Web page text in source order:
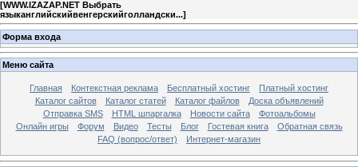
[WWW.IZAZAP.NET Выбрать
языканглийскийвенгерскийголландски...]
Форма входа
Меню сайта
Главная Контекстная реклама Бесплатный хостинг
Платный хостинг
Каталог сайтов
Каталог статей Каталог файлов
Доска объявлений
Отправка SMS
HTML шпаргалка Новости сайта
Фотоальбомы
Онлайн игры
Форум Видео Тесты Блог Гостевая книга
Обратная связь
FAQ (вопрос/ответ)
Интернет-магазин